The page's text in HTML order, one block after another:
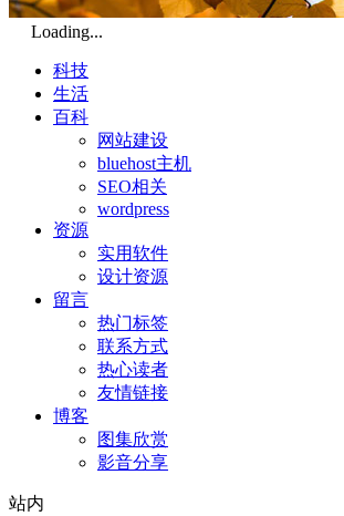
Loading...
科技
生活
百科
网站建设
bluehost主机
SEO相关
wordpress
资源
实用软件
设计资源
留言
热门标签
联系方式
热心读者
友情链接
博客
图集欣赏
影音分享
站内